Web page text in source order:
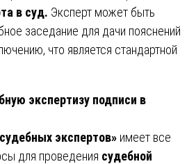
в суд. Эксперт может быть
заседание для дачи пояснений
что является стандартной
экспертизу подписи в
экспертов» имеет все
для проведения судебной